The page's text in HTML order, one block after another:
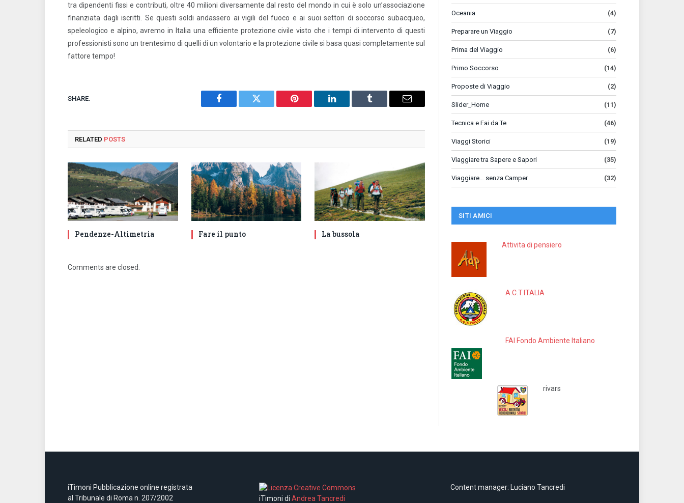
tra dipendenti fissi e contributi, oltre 40 milioni diversamente dal resto del mondo in cui è solo un’associazione
finanziata dagli iscritti. Se questi soldi andassero ai vigili del fuoco e ai suoi settori di soccorso subacqueo,
speleologico e alpino, avremo in Italia una efficiente protezione civile visto che i tempi di intervento di questi
professionisti sono un trentesimo di quelli di un volontario e la protezione civile si basa quasi completamente sul
fattore tempo!
SHARE.
Facebook Twitter Pinterest LinkedIn Tumblr Email
RELATED POSTS
Pendenze-Altimetria Fare il punto La bussola
Comments are closed.
Oceania (4)
Preparare un Viaggio (7)
Prima del Viaggio (6)
Primo Soccorso (14)
Proposte di Viaggio (2)
Slider_Home (11)
Tecnica e Fai da Te (46)
Viaggi Storici (19)
Viaggiare tra Sapere e Sapori (35)
Viaggiare… senza Camper (32)
SITI AMICI
Attivita di pensiero
A.C.T.ITALIA
FAI Fondo Ambiente Italiano
rivars
iTimoni Pubblicazione online registrata
al Tribunale di Roma n. 207/2002
iTimoni di Andrea Tancredi
Content manager: Luciano Tancredi